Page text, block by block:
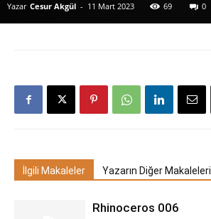
Yazar Cesur Akgül - 11 Mart 2023 69 0
İlgili Makaleler Yazarın Diğer Makaleleri
Rhinoceros 006